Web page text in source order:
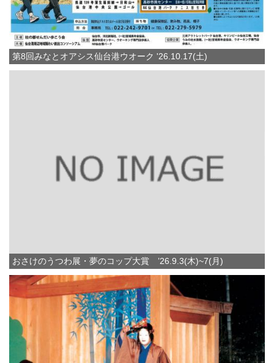
第8回みなとオアシス仙台港ウオーク '26.10.17(土)
おさけのうつわ展・夢のコップ大賞 ’26.9.3(木)~7(月)